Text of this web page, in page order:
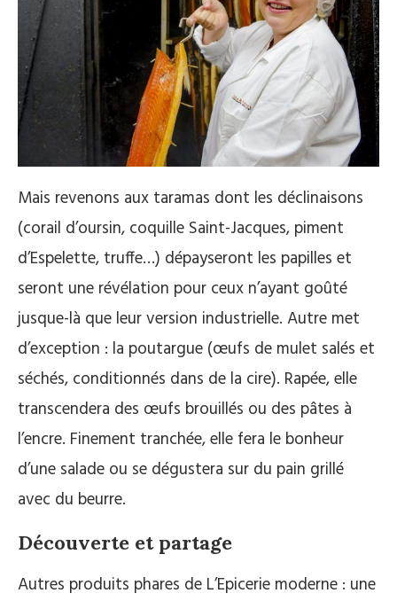
Mais revenons aux taramas dont les déclinaisons
(corail d’oursin, coquille Saint-Jacques, piment
d’Espelette, truffe…) dépayseront les papilles et
seront une révélation pour ceux n’ayant goûté
jusque-là que leur version industrielle. Autre met
d’exception : la poutargue (œufs de mulet salés et
séchés, conditionnés dans de la cire). Rapée, elle
transcendera des œufs brouillés ou des pâtes à
l’encre. Finement tranchée, elle fera le bonheur
d’une salade ou se dégustera sur du pain grillé
avec du beurre.
Découverte et partage
Autres produits phares de L’Epicerie moderne : une